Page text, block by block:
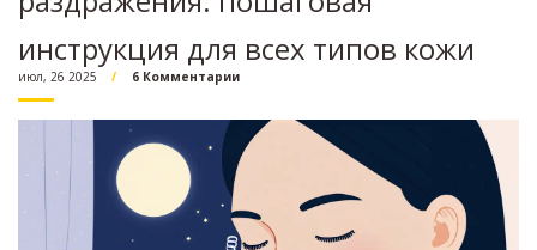
инструкция для всех типов кожи
июл, 26 2025 6 Комментарии